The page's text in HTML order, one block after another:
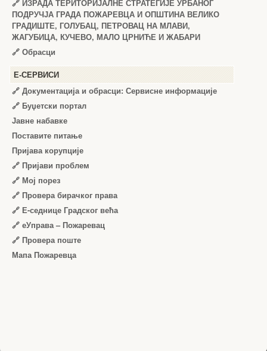
🔗 ИЗРАДА ТЕРИТОРИЈАЛНЕ СТРАТЕГИЈЕ УРБАНОГ
ПОДРУЧЈА ГРАДА ПОЖАРЕВЦА И ОПШТИНА ВЕЛИКО
ГРАДИШТЕ, ГОЛУБАЦ, ПЕТРОВАЦ НА МЛАВИ,
ЖАГУБИЦА, КУЧЕВО, МАЛО ЦРНИЋЕ И ЖАБАРИ
🔗 Обрасци
Е-СЕРВИСИ
🔗 Документација и обрасци: Сервисне информације
🔗 Буџетски портал
Јавне набавке
Поставите питање
Пријава корупције
🔗 Пријави проблем
🔗 Мој порез
🔗 Провера бирачког права
🔗 Е-седнице Градског већа
🔗 еУправа – Пожаревац
🔗 Провера поште
Мапа Пожаревца